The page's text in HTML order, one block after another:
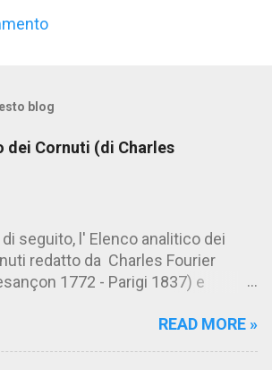
blog
dei Cornuti (di Charles
di seguito, l' Elenco analitico dei
redatto da Charles Fourier
1772 - Parigi 1837) e
trovi anche una raccolta di
READ MORE »